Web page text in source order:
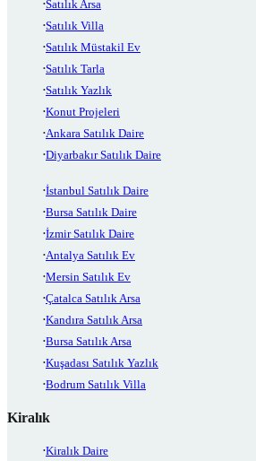
Satılık Arsa
Satılık Villa
Satılık Müstakil Ev
Satılık Tarla
Satılık Yazlık
Konut Projeleri
Ankara Satılık Daire
Diyarbakır Satılık Daire
İstanbul Satılık Daire
Bursa Satılık Daire
İzmir Satılık Daire
Antalya Satılık Ev
Mersin Satılık Ev
Çatalca Satılık Arsa
Kandıra Satılık Arsa
Bursa Satılık Arsa
Kuşadası Satılık Yazlık
Bodrum Satılık Villa
Kiralık
Kiralık Daire